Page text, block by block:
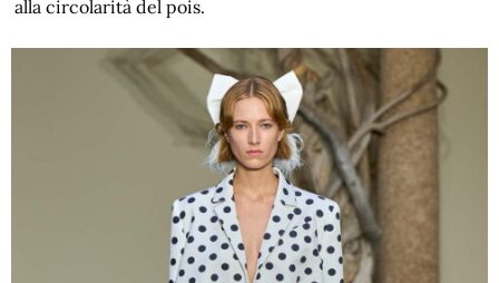
alla circolarità del pois.